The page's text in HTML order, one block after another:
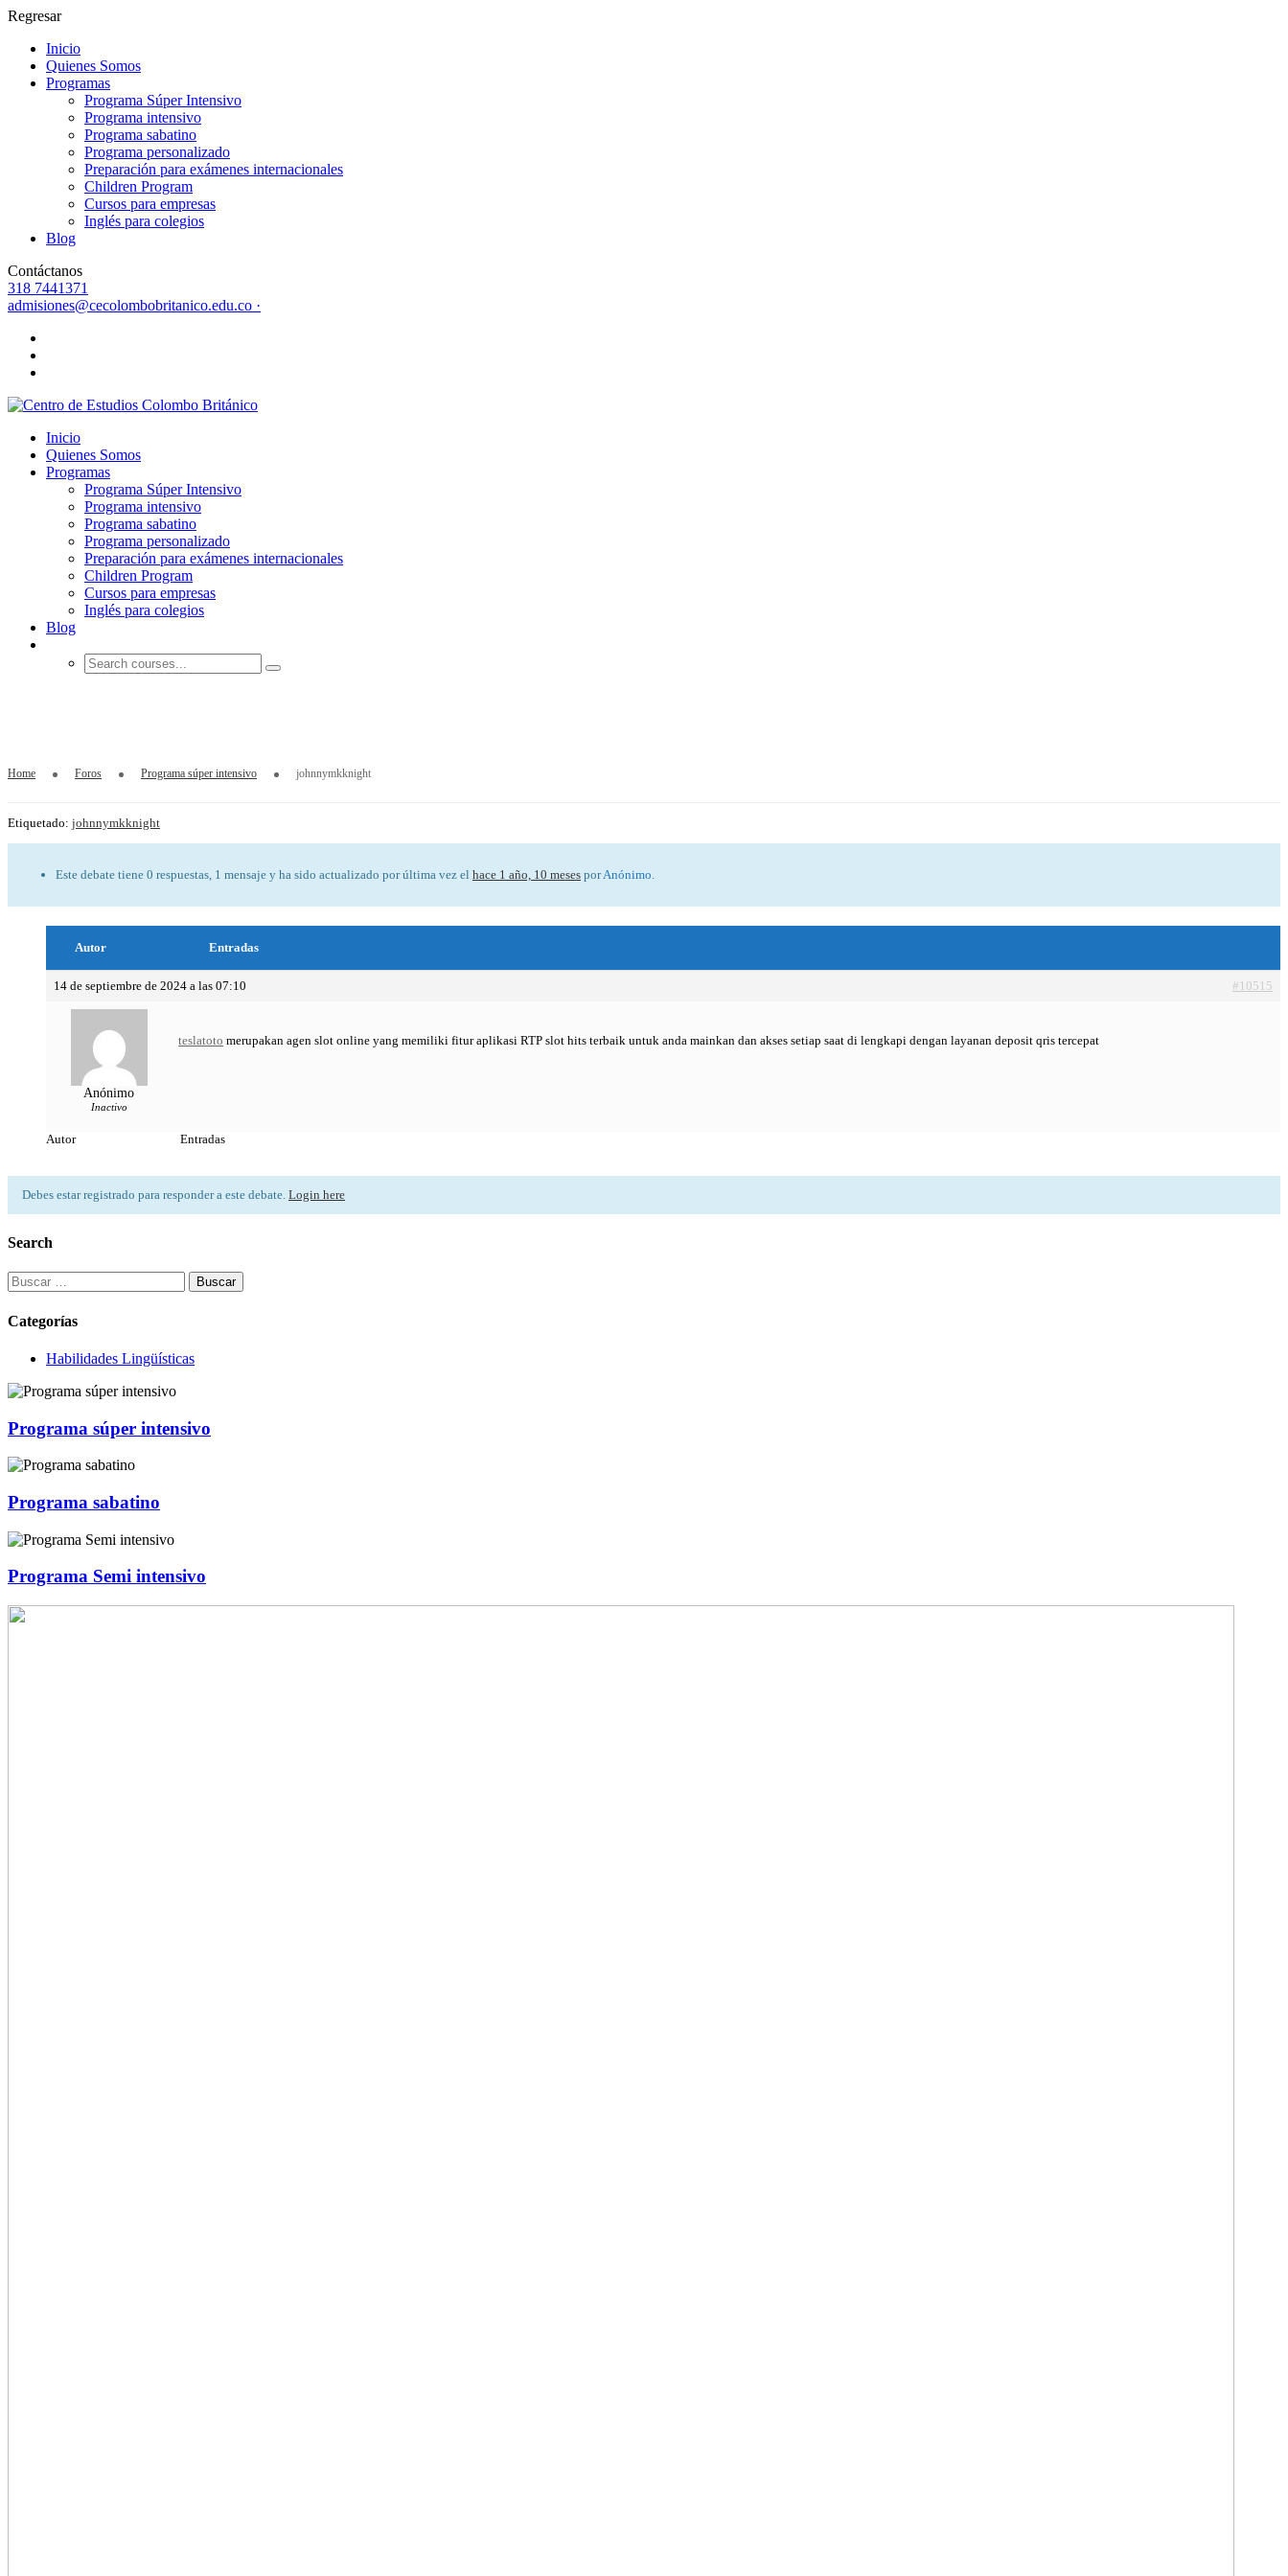
Regresar
Inicio
Quienes Somos
Programas
Programa Súper Intensivo
Programa intensivo
Programa sabatino
Programa personalizado
Preparación para exámenes internacionales
Children Program
Cursos para empresas
Inglés para colegios
Blog
Contáctanos
318 7441371
admisiones@cecolombobritanico.edu.co ·
Inicio
Quienes Somos
Programas
Programa Súper Intensivo
Programa intensivo
Programa sabatino
Programa personalizado
Preparación para exámenes internacionales
Children Program
Cursos para empresas
Inglés para colegios
Blog
Home Foros Programa súper intensivo johnnymkknight
Etiquetado: johnnymkknight
Este debate tiene 0 respuestas, 1 mensaje y ha sido actualizado por última vez el hace 1 año, 10 meses porAnónimo
Autor Entradas
14 de septiembre de 2024 a las 07:10 #10515
Anónimo
Inactivo
teslatoto merupakan agen slot online yang memiliki fitur aplikasi RTP slot hits terbaik untuk anda mainkan dan akses setiap saat di lengkapi dengan layanan deposit qris tercepat
Autor Entradas
Debes estar registrado para responder a este debate. Login here
Search
Buscar:
Categorías
Habilidades Lingüísticas
Programa súper intensivo
Programa sabatino
Programa Semi intensivo